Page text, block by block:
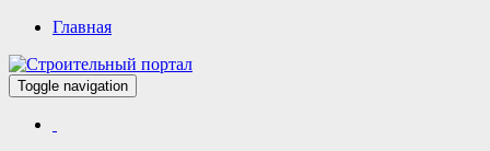
Главная
Строительный портал
Всё для строительства и ремонта
Toggle navigation